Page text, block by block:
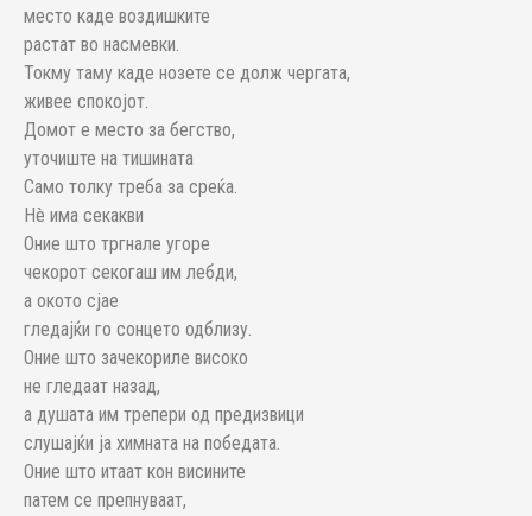
место каде воздишките
растат во насмевки.
Токму таму каде нозете се долж чергата,
живее спокојот.
Домот е место за бегство,
уточиште на тишината
Само толку треба за среќа.
Нè има секакви
Оние што тргнале угоре
чекорот секогаш им лебди,
а окото сјае
гледајќи го сонцето одблизу.
Оние што зачекориле високо
не гледаат назад,
а душата им трепери од предизвици
слушајќи ја химната на победата.
Оние што итаат кон висините
патем се препнуваат,